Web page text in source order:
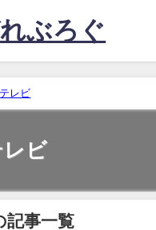
ぶろぐ
テレビ
レビ
記事一覧